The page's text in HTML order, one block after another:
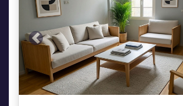
AJP Recrute
AJP Actualités
Service Qualité Clients
Previous